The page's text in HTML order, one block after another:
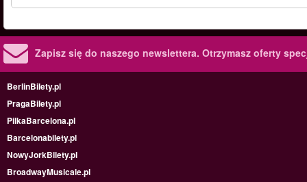
Zapisz się do naszego newslettera. Otrzymasz oferty
BerlinBilety.pl
PragaBilety.pl
PilkaBarcelona.pl
Barcelonabilety.pl
NowyJorkBilety.pl
BroadwayMusicale.pl